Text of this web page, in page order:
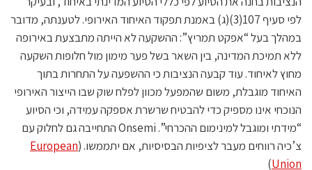
לפי סעיף 107(3)(ג) באמנת תפקוד האיחוד האירופי. לטענתה, מדובר
במהלך בעל “אפקט תמריץ”: ההשקעה לא הייתה מתבצעת באירופה
ללא תמיכת המדינה, בין השאר בשל פער מימון מול חלופות השקעה
מחוץ לאיחוד. עוד קבעה הנציבות כי ההשפעה על התחרות בתוך
האיחוד מוגבלת, משום שהמפעל מכוון לפלח שוק שבו הייצור האירופי
הנוכחי אינו מספיק כדי להבטיח שרשרת אספקה עמידה, וכי הסיוע
“מידתי ומוגבל למינימום ההכרחי”. Onsemi התחייבה גם לחלוק עם
צ’כיה רווחים מעבר לציפיות הבסיסיות, אם יתממשו. (European
Union
)